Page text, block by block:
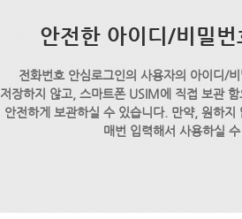
안전한 아이디/비밀
전화번호 안심로그인의 사용자의 아이디/
저장하지 않고, 스마트폰 USIM에 직접 보관
안전하게 보관하실 수 있습니다. 만약, 원하지
매번 입력해서 사용하실